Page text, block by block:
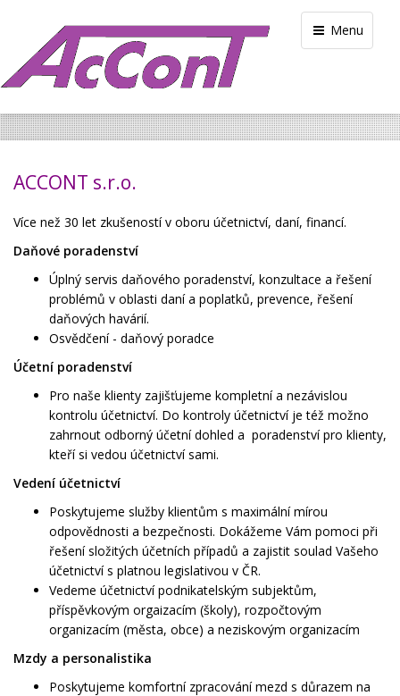
Menu
ACCONT s.r.o.
Více než 30 let zkušeností v oboru účetnictví, daní, financí.
Daňové poradenství
Úplný servis daňového poradenství, konzultace a řešení
problémů v oblasti daní a poplatků, prevence, řešení
daňových havárií.
Osvědčení - daňový poradce
Účetní poradenství
Pro naše klienty zajišťujeme kompletní a nezávislou
kontrolu účetnictví. Do kontroly účetnictví je též možno
zahrnout odborný účetní dohled a poradenství pro klienty,
kteří si vedou účetnictví sami.
Vedení účetnictví
Poskytujeme služby klientům s maximální mírou
odpovědnosti a bezpečnosti. Dokážeme Vám pomoci při
řešení složitých účetních případů a zajistit soulad Vašeho
účetnictví s platnou legislativou v ČR.
Vedeme účetnictví podnikatelským subjektům,
příspěvkovým orgaizacím (školy), rozpočtovým
organizacím (města, obce) a neziskovým organizacím
Mzdy a personalistika
Poskytujeme komfortní zpracování mezd s důrazem na